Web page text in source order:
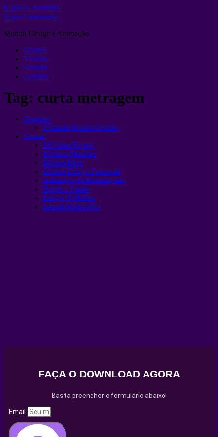
Ir para o conteúdo
Layer Lemonade
Motion Design e Animação
Cursos
Youtube
Collabs
Contato
Tag: curta metragem
Combos
Ultimate Motion Combo
Cursos
IA Video Expert
Motion+Machine
Motion Boss
Motion Design Essencial
Animação de Personagens
Frame a Frame
Design 4 Motion
Liquid Motion Pro
FAÇA O DOWNLOAD AGORA
Basta preencher o formulário abaixo!
Email